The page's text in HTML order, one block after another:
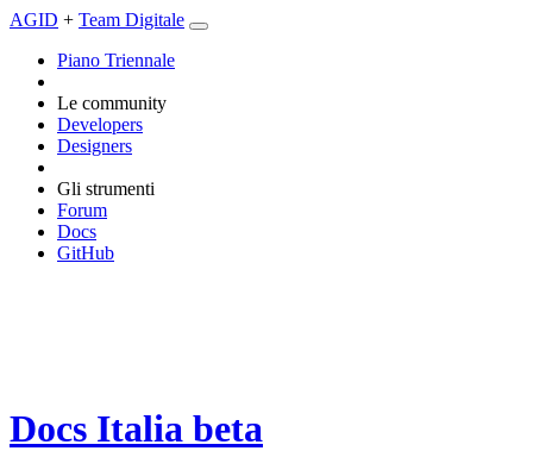
AGID + Team Digitale
Piano Triennale
Le community
Developers
Designers
Gli strumenti
Forum
Docs
GitHub
Docs Italia beta